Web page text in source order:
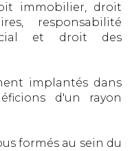
immobilier, droit
responsabilité
et droit des
implantés dans
d'un rayon
formés au sein du